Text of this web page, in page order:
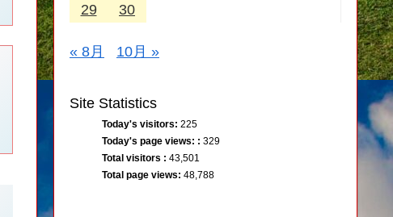
29
30
« 8月 10月 »
Site Statistics
Today's visitors: 225
Today's page views: : 329
Total visitors : 43,501
Total page views: 48,788